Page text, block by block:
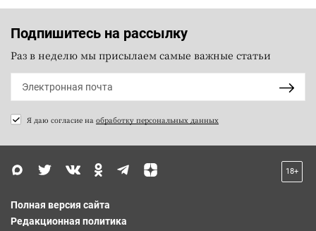
Подпишитесь на рассылку
Раз в неделю мы присылаем самые важные статьи
Я даю согласие на обработку персональных данных
18+
Полная версия сайта
Редакционная политика